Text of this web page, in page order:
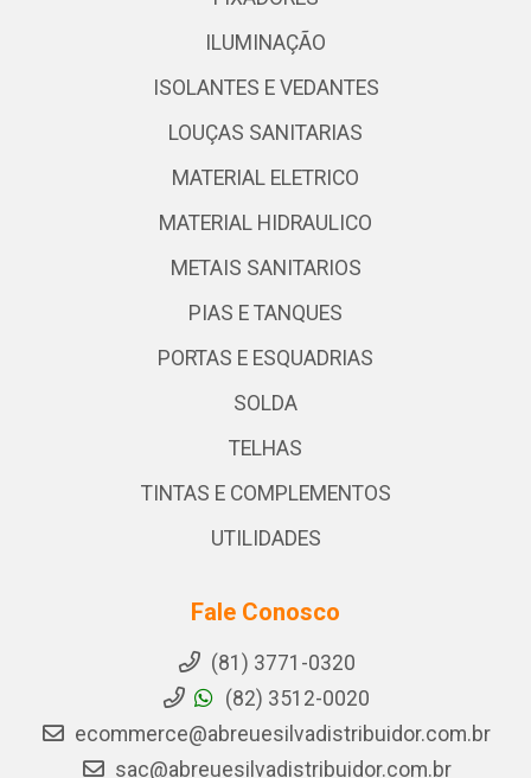
ILUMINAÇÃO
ISOLANTES E VEDANTES
LOUÇAS SANITARIAS
MATERIAL ELETRICO
MATERIAL HIDRAULICO
METAIS SANITARIOS
PIAS E TANQUES
PORTAS E ESQUADRIAS
SOLDA
TELHAS
TINTAS E COMPLEMENTOS
UTILIDADES
Fale Conosco
(81) 3771-0320
(82) 3512-0020
ecommerce@abreuesilvadistribuidor.com.br
sac@abreuesilvadistribuidor.com.br